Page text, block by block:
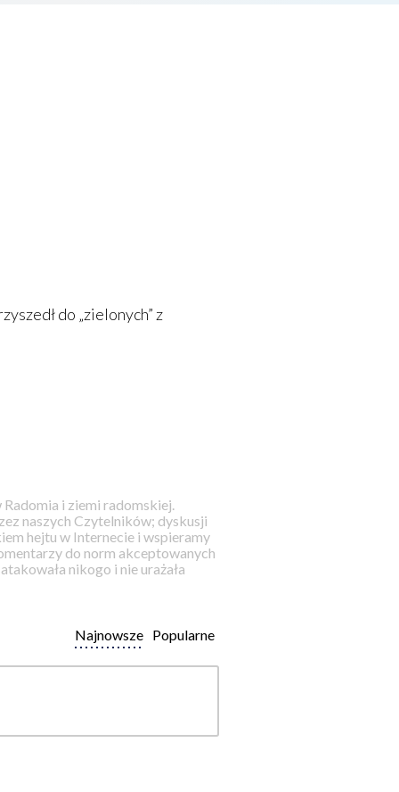
do „zielonych” z
i ziemi radomskiej.
naszych Czytelników; dyskusji
hejtu w Internecie i wspieramy
do norm akceptowanych
nikogo i nie urażała
Popularne
Najnowsze